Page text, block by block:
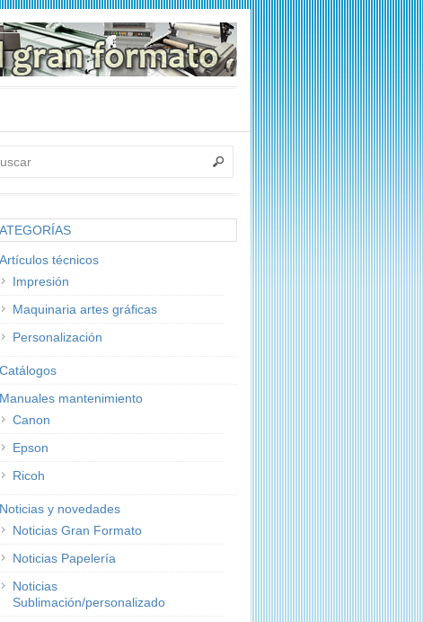
Artículos técnicos
Impresión
Maquinaria artes gráficas
Personalización
Catálogos
Manuales mantenimiento
Canon
Epson
Ricoh
Noticias y novedades
Noticias Gran Formato
Noticias Papelería
Noticias
Sublimación/personalizado